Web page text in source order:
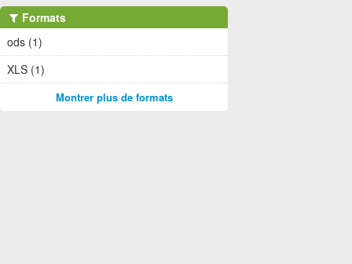
Formats
ods (1)
XLS (1)
Montrer plus de formats